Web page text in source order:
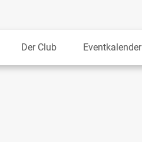
Der Club Eventkalender